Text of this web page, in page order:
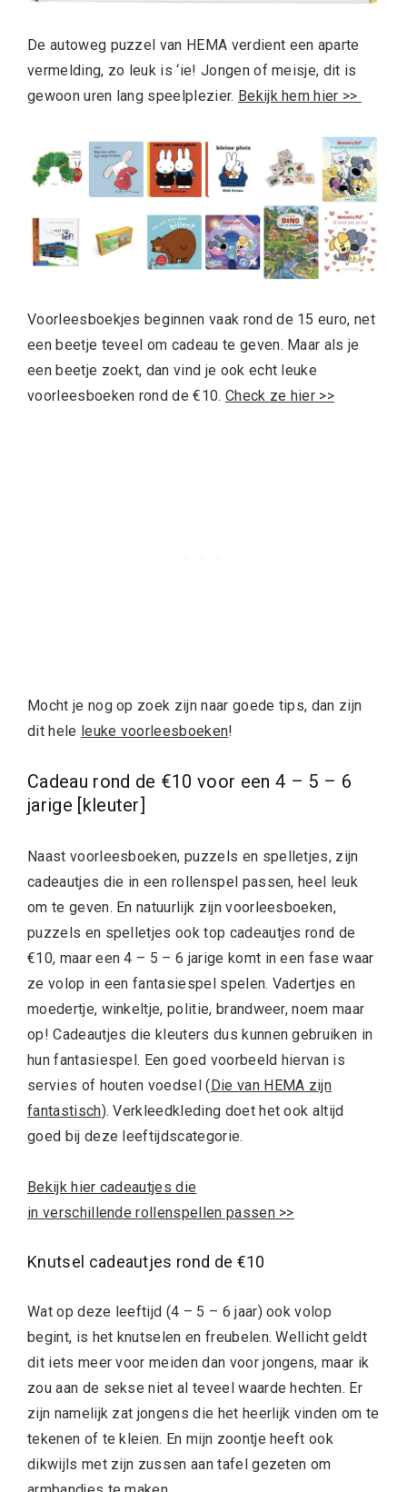
De autoweg puzzel van HEMA verdient een aparte
vermelding, zo leuk is ‘ie! Jongen of meisje, dit is
gewoon uren lang speelplezier. Bekijk hem hier >>
Voorleesboekjes beginnen vaak rond de 15 euro, net
een beetje teveel om cadeau te geven. Maar als je
een beetje zoekt, dan vind je ook echt leuke
voorleesboeken rond de €10. Check ze hier >>
Mocht je nog op zoek zijn naar goede tips, dan zijn
dit hele leuke voorleesboeken!
Cadeau rond de €10 voor een 4 – 5 – 6
jarige [kleuter]
Naast voorleesboeken, puzzels en spelletjes, zijn
cadeautjes die in een rollenspel passen, heel leuk
om te geven. En natuurlijk zijn voorleesboeken,
puzzels en spelletjes ook top cadeautjes rond de
€10, maar een 4 – 5 – 6 jarige komt in een fase waar
ze volop in een fantasiespel spelen. Vadertjes en
moedertje, winkeltje, politie, brandweer, noem maar
op! Cadeautjes die kleuters dus kunnen gebruiken in
hun fantasiespel. Een goed voorbeeld hiervan is
servies of houten voedsel (Die van HEMA zijn
fantastisch). Verkleedkleding doet het ook altijd
goed bij deze leeftijdscategorie.
Bekijk hier cadeautjes die
in verschillende rollenspellen passen >>
Knutsel cadeautjes rond de €10
Wat op deze leeftijd (4 – 5 – 6 jaar) ook volop
begint, is het knutselen en freubelen. Wellicht geldt
dit iets meer voor meiden dan voor jongens, maar ik
zou aan de sekse niet al teveel waarde hechten. Er
zijn namelijk zat jongens die het heerlijk vinden om te
tekenen of te kleien. En mijn zoontje heeft ook
dikwijls met zijn zussen aan tafel gezeten om